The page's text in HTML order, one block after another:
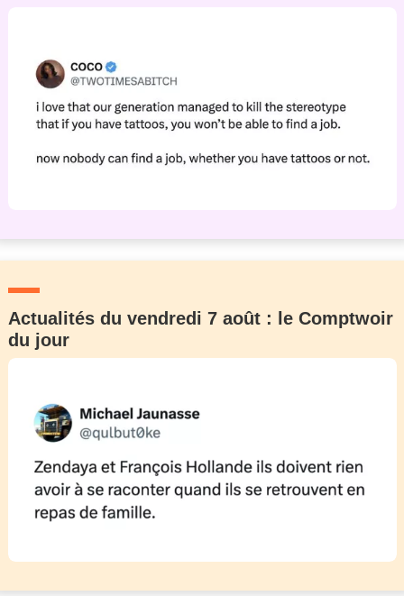
Actualités du vendredi 7 août : le Comptwoir
du jour